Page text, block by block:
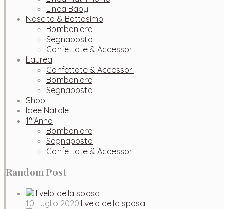
Linea Baby
Nascita & Battesimo
Bomboniere
Segnaposto
Confettate & Accessori
Laurea
Confettate & Accessori
Bomboniere
Segnaposto
Shop
Idee Natale
1° Anno
Bomboniere
Segnaposto
Confettate & Accessori
Random Post
10 Luglio 2020Il velo della sposa